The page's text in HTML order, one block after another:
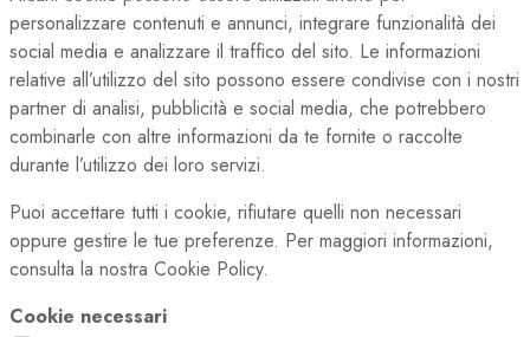
personalizzare contenuti e annunci, integrare funzionalità dei
social media e analizzare il traffico del sito. Le informazioni
relative all’utilizzo del sito possono essere condivise con i nostri
partner di analisi, pubblicità e social media, che potrebbero
combinarle con altre informazioni da te fornite o raccolte
durante l’utilizzo dei loro servizi.
Puoi accettare tutti i cookie, rifiutare quelli non necessari
oppure gestire le tue preferenze. Per maggiori informazioni,
consulta la nostra Cookie Policy.
Cookie necessari